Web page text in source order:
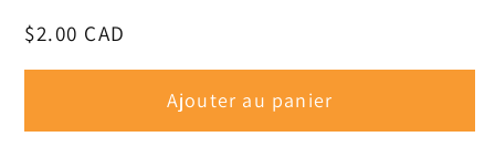
Prix
habituel
$2.00 CAD
Ajouter au panier